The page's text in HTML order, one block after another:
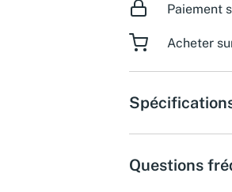
Paiement
Acheter
Questions